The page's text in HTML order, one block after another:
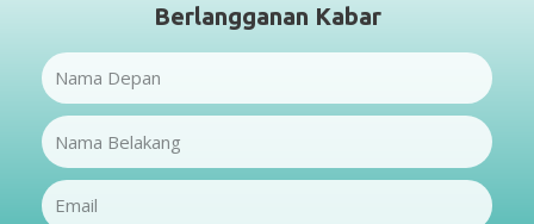
Berlangganan Kabar
Name
Name
Email